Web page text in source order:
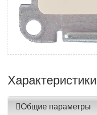
Общие параметры